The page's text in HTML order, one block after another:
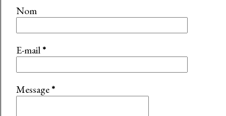
Nom
E-mail*
Message*